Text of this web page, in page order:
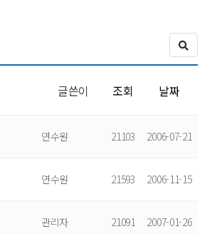
글쓴이 조회 날짜
연수원 21103 2006-07-21
연수원 21593 2006-11-15
관리자 21091 2007-01-26